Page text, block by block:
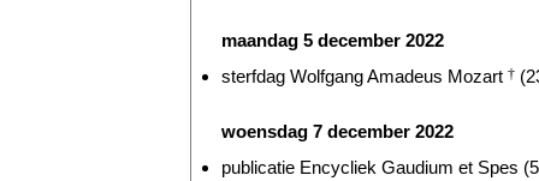
maandag 5 december 2022
sterfdag Wolfgang Amadeus Mozart †
woensdag 7 december 2022
publicatie Encycliek Gaudium et Spes